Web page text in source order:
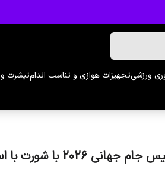
ورزشیتجهیزات هوازی و تناسب اندامتیشرت و
با شورت با اسم کین